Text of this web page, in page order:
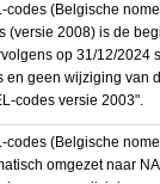
(Belgische
2008) is de
op 31/12/2024
geen wijziging van
codes versie 2003".
(Belgische
omgezet naar